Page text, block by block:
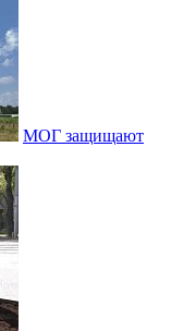
МОГ защищают